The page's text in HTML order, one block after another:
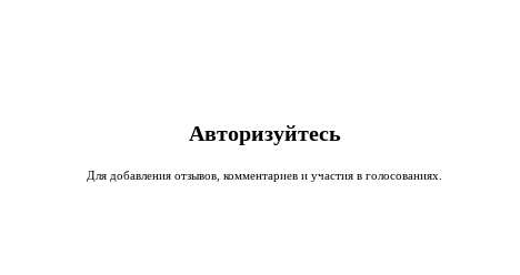
Авторизуйтесь
Для добавления отзывов, комментариев и участия в голосованиях.